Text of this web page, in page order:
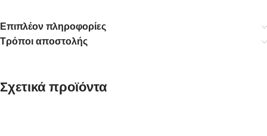
Επιπλέον πληροφορίες
Τρόποι αποστολής
Σχετικά προϊόντα